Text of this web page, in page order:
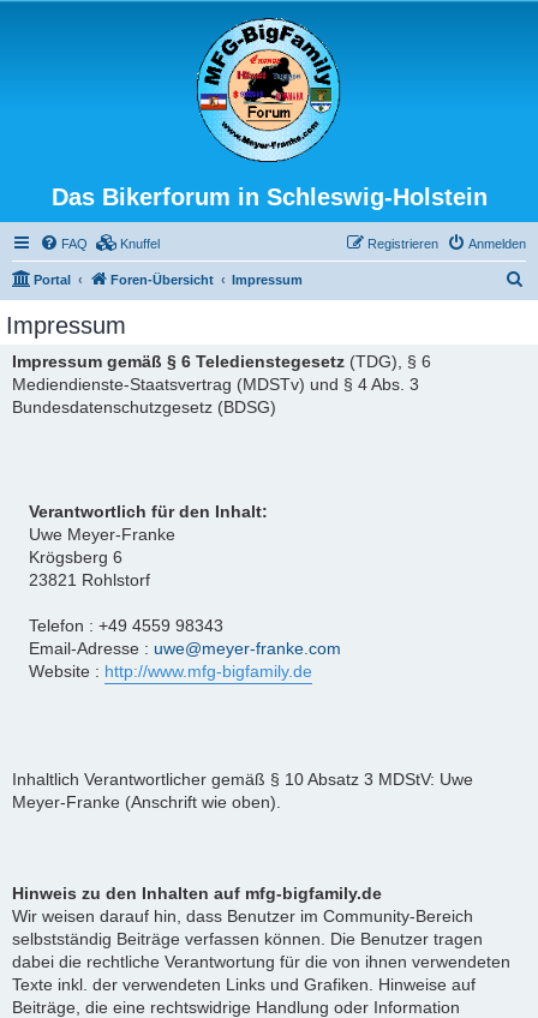
Das Bikerforum in Schleswig-Holstein
FAQ Knuffel Anmelden
Registrieren
Portal Foren-Übersicht Impressum
Impressum
Impressum gemäß § 6 Teledienstegesetz (TDG), § 6
Mediendienste-Staatsvertrag (MDSTv) und § 4 Abs. 3
Bundesdatenschutzgesetz (BDSG)
Verantwortlich für den Inhalt:
Uwe Meyer-Franke
Krögsberg 6
23821 Rohlstorf
Telefon : +49 4559 98343
Email-Adresse : uwe@meyer-franke.com
Website : http://www.mfg-bigfamily.de
Inhaltlich Verantwortlicher gemäß § 10 Absatz 3 MDStV: Uwe
Meyer-Franke (Anschrift wie oben).
Hinweis zu den Inhalten auf mfg-bigfamily.de
Wir weisen darauf hin, dass Benutzer im Community-Bereich
selbstständig Beiträge verfassen können. Die Benutzer tragen
dabei die rechtliche Verantwortung für die von ihnen verwendeten
Texte inkl. der verwendeten Links und Grafiken. Hinweise auf
Beiträge, die eine rechtswidrige Handlung oder Information